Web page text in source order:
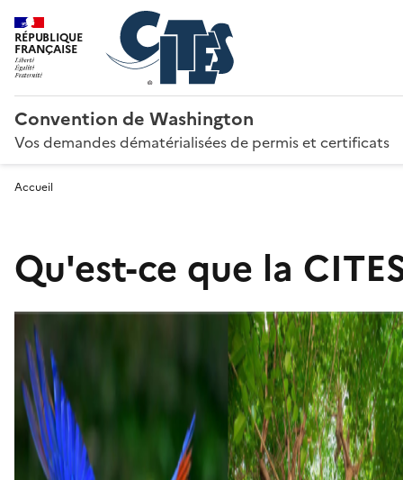
RÉPUBLIQUE
FRANÇAISE
Convention de Washington
Vos demandes dématérialisées de permis et certificats
Accueil
Qu'est-ce que la